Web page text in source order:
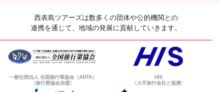
西表島ツアーズは数多くの団体や公的機関との
連携を通じて、地域の発展に貢献していきます。
一般社団法人 全国旅行業協会（ANTA）
〈旅行業協会加盟〉
HIS
〈大手旅行会社と提携〉